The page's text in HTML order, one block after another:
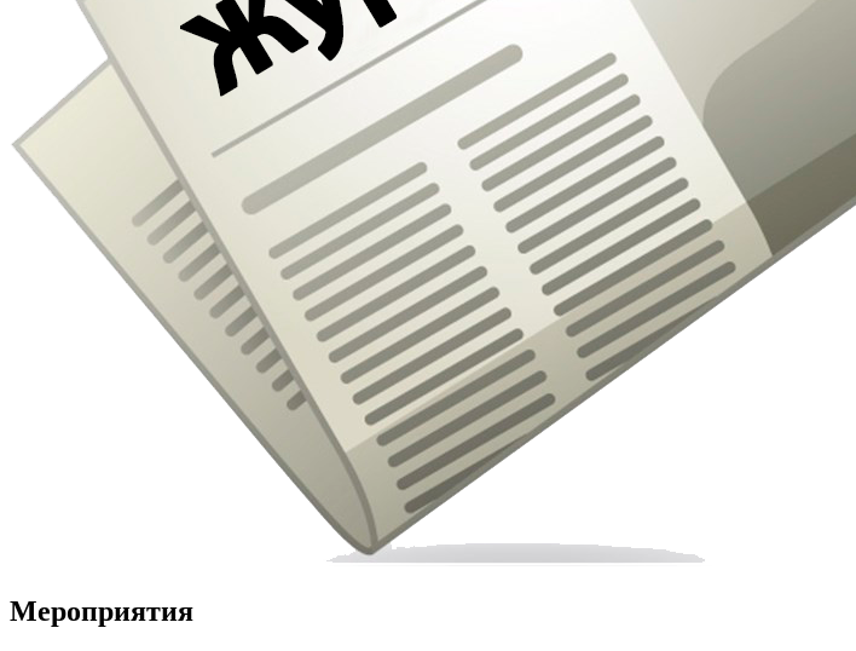
Мероприятия